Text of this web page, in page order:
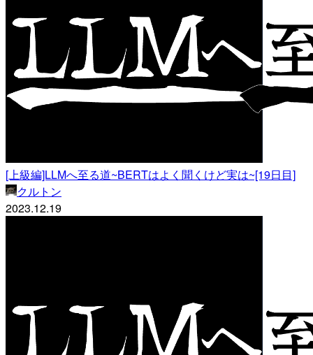
[上級編]LLMへ至る道~BERTはよく聞くけど実は~[19日目]
クルトン
2023.12.19